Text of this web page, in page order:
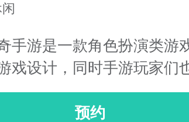
手游是一款角色扮演类游
戏设计，同时手游玩家们
预约